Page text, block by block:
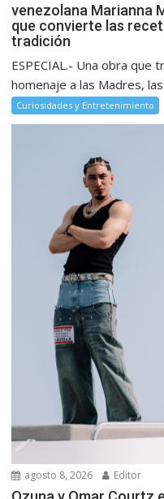
venezolana Marianna
que convierte las
tradición
ESPECIAL.- Una obra que
homenaje a las Madres,
Curiosidades y Entretenimiento
agosto 8, 2026 Editor